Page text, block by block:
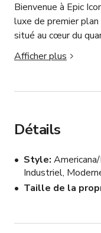
Bienvenue à Epic
luxe de premier
situé au cœur du
Angeles.
lieu polyvalent au
d'événements
célébrités, des
Doté de plafonds
ouvert, de salons
Center offre une
Afficher plus
Détails
Style
Industriel,
Taille de la